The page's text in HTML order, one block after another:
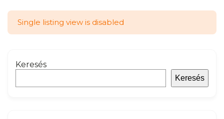
Single listing view is disabled
Keresés
Keresés